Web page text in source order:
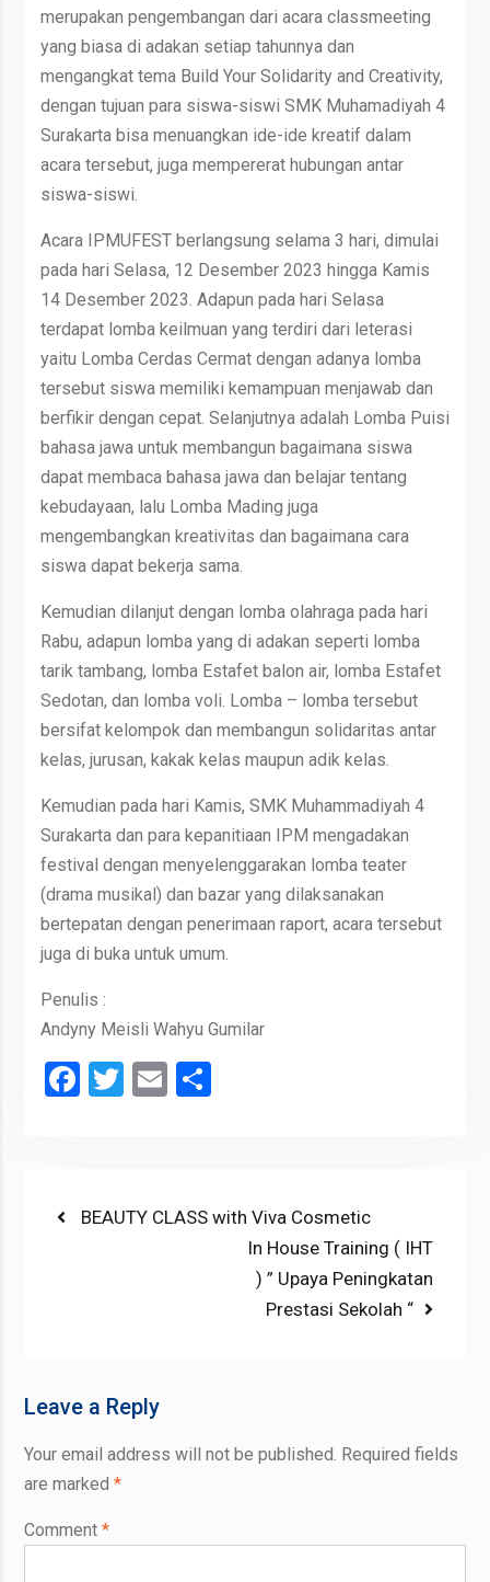
merupakan pengembangan dari acara classmeeting
yang biasa di adakan setiap tahunnya dan
mengangkat tema Build Your Solidarity and Creativity,
dengan tujuan para siswa-siswi SMK Muhamadiyah 4
Surakarta bisa menuangkan ide-ide kreatif dalam
acara tersebut, juga mempererat hubungan antar
siswa-siswi.
Acara IPMUFEST berlangsung selama 3 hari, dimulai
pada hari Selasa, 12 Desember 2023 hingga Kamis
14 Desember 2023. Adapun pada hari Selasa
terdapat lomba keilmuan yang terdiri dari leterasi
yaitu Lomba Cerdas Cermat dengan adanya lomba
tersebut siswa memiliki kemampuan menjawab dan
berfikir dengan cepat. Selanjutnya adalah Lomba Puisi
bahasa jawa untuk membangun bagaimana siswa
dapat membaca bahasa jawa dan belajar tentang
kebudayaan, lalu Lomba Mading juga
mengembangkan kreativitas dan bagaimana cara
siswa dapat bekerja sama.
Kemudian dilanjut dengan lomba olahraga pada hari
Rabu, adapun lomba yang di adakan seperti lomba
tarik tambang, lomba Estafet balon air, lomba Estafet
Sedotan, dan lomba voli. Lomba – lomba tersebut
bersifat kelompok dan membangun solidaritas antar
kelas, jurusan, kakak kelas maupun adik kelas.
Kemudian pada hari Kamis, SMK Muhammadiyah 4
Surakarta dan para kepanitiaan IPM mengadakan
festival dengan menyelenggarakan lomba teater
(drama musikal) dan bazar yang dilaksanakan
bertepatan dengan penerimaan raport, acara tersebut
juga di buka untuk umum.
Penulis :
Andyny Meisli Wahyu Gumilar
Facebook
Twitter
EmailShare
PostPrevious
BEAUTY CLASS with Viva Cosmetic
Next
post:
In House Training ( IHT
) ” Upaya Peningkatan
Prestasi Sekolah “
Leave a Reply
Your email address will not be published. Required fields
are marked *
Comment *